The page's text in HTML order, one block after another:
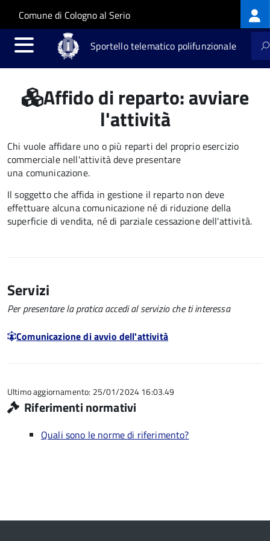
Salta al contenuto principale
Skip to site navigation
Comune di Cologno al Serio
Sportello telematico polifunzionale
Affido di reparto: avviare
l'attività
Chi vuole affidare uno o più reparti del proprio esercizio
commerciale nell'attività deve presentare
una comunicazione.
Il soggetto che affida in gestione il reparto non deve
effettuare alcuna comunicazione né di riduzione della
superficie di vendita, né di parziale cessazione dell'attività.
Servizi
Per presentare la pratica accedi al servizio che ti interessa
Comunicazione di avvio dell'attività
Ultimo aggiornamento: 25/01/2024 16:03.49
Riferimenti normativi
Quali sono le norme di riferimento?